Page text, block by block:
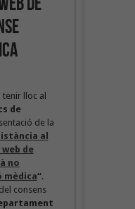
tenir lloc al
de
de la
al
de
no
mèdica“.
consens